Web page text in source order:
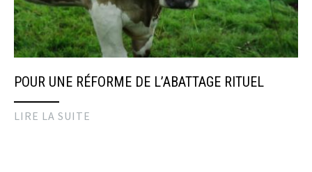
POUR UNE RÉFORME DE L’ABATTAGE RITUEL
LIRE LA SUITE